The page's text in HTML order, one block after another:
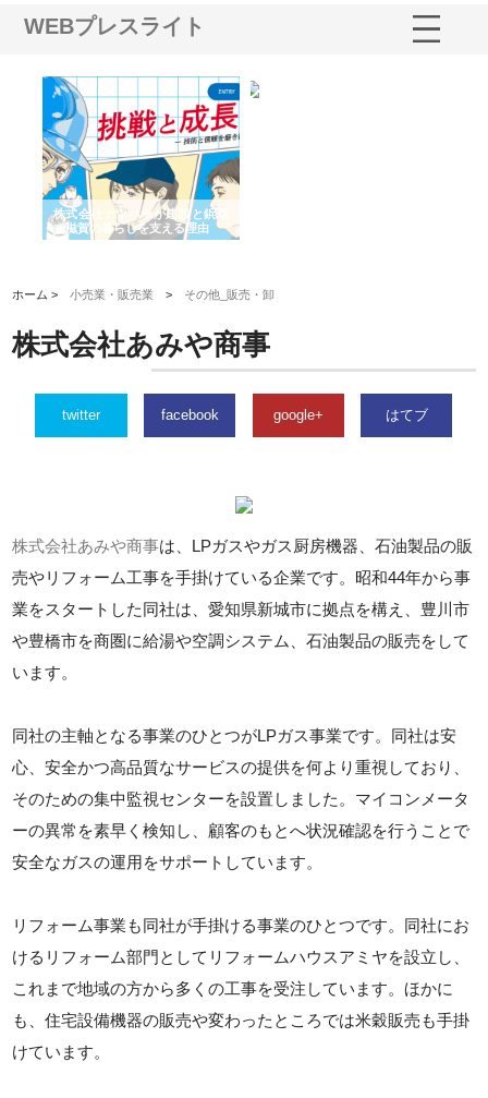
WEBプレスライト
株式会社ナツハラが建設と鋲螺
で滋賀の暮らしを支える理由
ホーム >小売業・販売業 > その他_販売・卸
株式会社あみや商事
twitter facebook google+ はてブ
株式会社あみや商事は、LPガスやガス厨房機器、石油製品の販
売やリフォーム工事を手掛けている企業です。昭和44年から事
業をスタートした同社は、愛知県新城市に拠点を構え、豊川市
や豊橋市を商圏に給湯や空調システム、石油製品の販売をして
います。
同社の主軸となる事業のひとつがLPガス事業です。同社は安
心、安全かつ高品質なサービスの提供を何より重視しており、
そのための集中監視センターを設置しました。マイコンメータ
ーの異常を素早く検知し、顧客のもとへ状況確認を行うことで
安全なガスの運用をサポートしています。
リフォーム事業も同社が手掛ける事業のひとつです。同社にお
けるリフォーム部門としてリフォームハウスアミヤを設立し、
これまで地域の方から多くの工事を受注しています。ほかに
も、住宅設備機器の販売や変わったところでは米穀販売も手掛
けています。